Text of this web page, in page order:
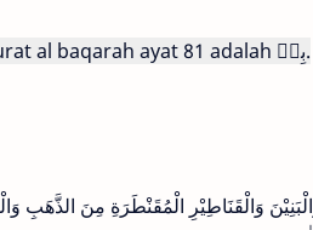
al baqarah ayat 81 adalah بِهٖ.
وَالْقَنَاطِيْرِ الْمُقَنْطَرَةِ مِنَ الذَّهَبِ